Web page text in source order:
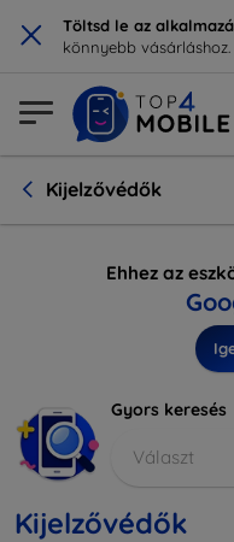
× Töltsd le az
könnyebb vásárláshoz.
Kijelzővédők
Ehhez az
Gyors keresés
Választ
Kijelzővédők